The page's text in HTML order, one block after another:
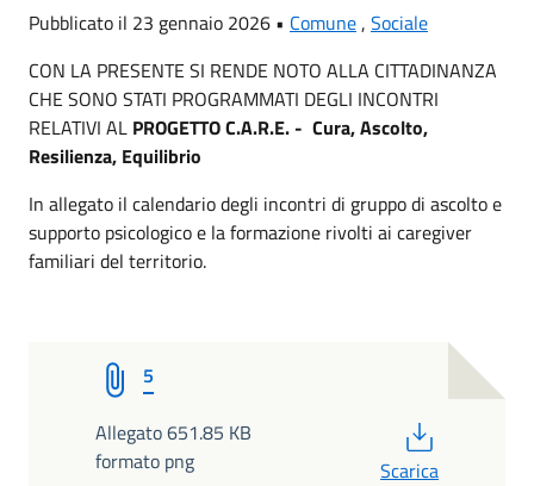
Pubblicato il 23 gennaio 2026 • Comune, Sociale
CON LA PRESENTE SI RENDE NOTO ALLA CITTADINANZA
CHE SONO STATI PROGRAMMATI DEGLI INCONTRI
RELATIVI AL PROGETTO C.A.R.E. - Cura, Ascolto,
Resilienza, Equilibrio
In allegato il calendario degli incontri di gruppo di ascolto e
supporto psicologico e la formazione rivolti ai caregiver
familiari del territorio.
5
Allegato 651.85 KB
formato png
Scarica